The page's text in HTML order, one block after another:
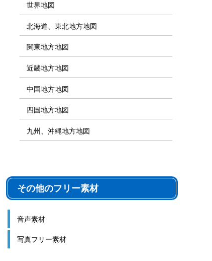
世界地図
北海道、東北地方地図
関東地方地図
近畿地方地図
中国地方地図
四国地方地図
九州、沖縄地方地図
その他のフリー素材
音声素材
写真フリー素材